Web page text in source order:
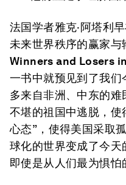
法国学者雅克·阿塔利
未来世界秩序的赢家与
Winners and Losers
一书中就预见到了我们
多来自非洲、中东的
不堪的祖国中逃脱，使
心态”，使得美国采取
球化的世界变成了今天
即使是从人们最为惧怕